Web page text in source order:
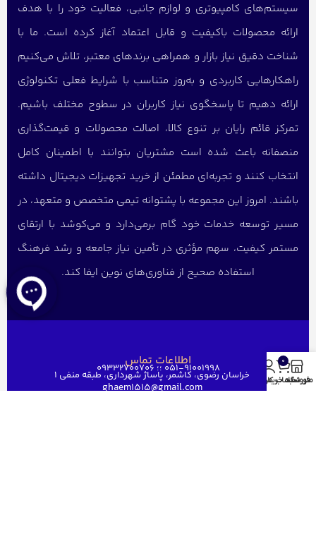
سیستم‌های کامپیوتری و لوازم جانبی، فعالیت خود را با هدف
ارائه محصولات باکیفیت و قابل اعتماد آغاز کرده است. ما با
شناخت دقیق نیاز بازار و همراهی برندهای معتبر، تلاش می‌کنیم
راهکارهایی کاربردی و به‌روز متناسب با شرایط فعلی تکنولوژی
ارائه دهیم تا پاسخگوی نیاز کاربران در سطوح مختلف باشیم.
تمرکز قائم رایان بر تنوع کالا، اصالت محصولات و قیمت‌گذاری
منصفانه باعث شده است مشتریان بتوانند با اطمینان کامل
انتخاب کنند و تجربه‌ای مطمئن از خرید تجهیزات دیجیتال داشته
باشند. امروز این مجموعه با پشتوانه تیمی متخصص و متعهد، در
مسیر توسعه خدمات خود گام برمی‌دارد و می‌کوشد با ارتقای
مستمر کیفیت، سهم مؤثری در تأمین نیاز جامعه و رشد فرهنگ
استفاده صحیح از فناوری‌های نوین ایفا کند.
اطلاعات تماس051-91001998 ؛؛ 09332700706
خراسان رضوی، کاشمر، پاساژ شهرداری، طبقه منفی ۱
ghaem1515@gmail.com منوفروشگاه
0
سبد خرید
حساب کاربری من